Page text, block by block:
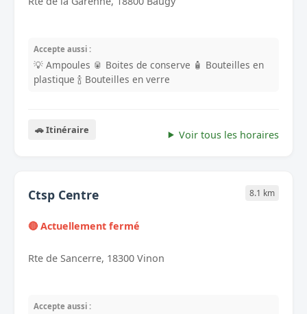
Accepte aussi :
💡 Ampoules 🥫 Boites de conserve 🧴 Bouteilles en
plastique 🍾 Bouteilles en verre
🚗 Itinéraire Voir tous les horaires
Ctsp Centre 8.1 km
🔴 Actuellement fermé
Rte de Sancerre, 18300 Vinon
Accepte aussi :